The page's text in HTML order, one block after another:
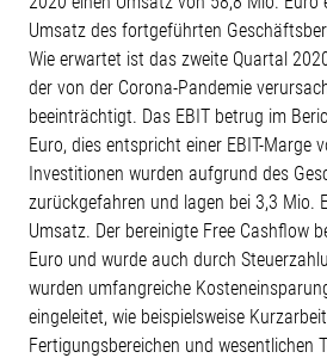
Umsatz des fortgeführten
Wie erwartet ist das zweite Quartal
der von der Corona-Pandemie
beeinträchtigt. Das EBIT betrug im
Euro, dies entspricht einer EBIT-Marge
Investitionen wurden aufgrund des
zurückgefahren und lagen bei 3,3 Mio.
Umsatz. Der bereinigte Free Cashflow
Euro und wurde auch durch
wurden umfangreiche
eingeleitet, wie beispielsweise
Fertigungsbereichen und wesentlichen